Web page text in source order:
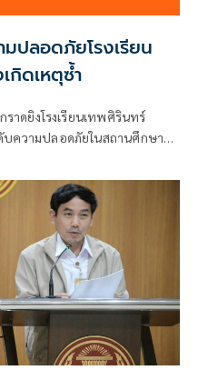
ปลอดภัยโรงเรียน
กิดเหตุซ้ำ
าดยิงโรงเรียนเทพศิรินทร์
ความปลอดภัยในสถานศึกษา